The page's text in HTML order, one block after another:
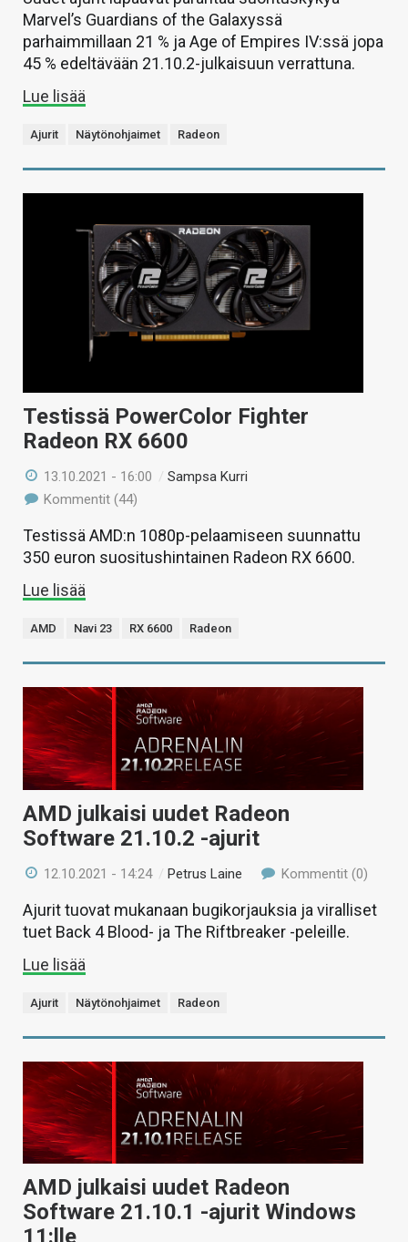
Marvel’s Guardians of the Galaxyssä
parhaimmillaan 21 % ja Age of Empires IV:ssä jopa
45 % edeltävään 21.10.2-julkaisuun verrattuna.
Lue lisää
Ajurit Näytönohjaimet Radeon
Testissä PowerColor Fighter
Radeon RX 6600
13.10.2021 - 16:00 /Sampsa Kurri
Kommentit (44)
Testissä AMD:n 1080p-pelaamiseen suunnattu
350 euron suositushintainen Radeon RX 6600.
Lue lisää
AMD Navi 23 RX 6600 Radeon
AMD julkaisi uudet Radeon
Software 21.10.2 -ajurit
12.10.2021 - 14:24 /Petrus Laine Kommentit (0)
Ajurit tuovat mukanaan bugikorjauksia ja viralliset
tuet Back 4 Blood- ja The Riftbreaker -peleille.
Lue lisää
Ajurit Näytönohjaimet Radeon
AMD julkaisi uudet Radeon
Software 21.10.1 -ajurit Windows
11:lle